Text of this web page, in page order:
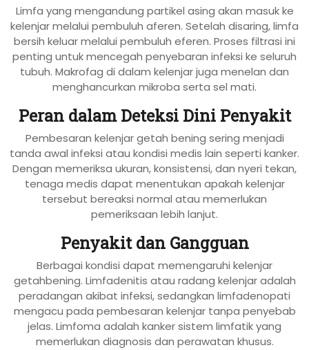
Limfa yang mengandung partikel asing akan masuk ke
kelenjar melalui pembuluh aferen. Setelah disaring, limfa
bersih keluar melalui pembuluh eferen. Proses filtrasi ini
penting untuk mencegah penyebaran infeksi ke seluruh
tubuh. Makrofag di dalam kelenjar juga menelan dan
menghancurkan mikroba serta sel mati.
Peran dalam Deteksi Dini Penyakit
Pembesaran kelenjar getah bening sering menjadi
tanda awal infeksi atau kondisi medis lain seperti kanker.
Dengan memeriksa ukuran, konsistensi, dan nyeri tekan,
tenaga medis dapat menentukan apakah kelenjar
tersebut bereaksi normal atau memerlukan
pemeriksaan lebih lanjut.
Penyakit dan Gangguan
Berbagai kondisi dapat memengaruhi kelenjar
getahbening. Limfadenitis atau radang kelenjar adalah
peradangan akibat infeksi, sedangkan limfadenopati
mengacu pada pembesaran kelenjar tanpa penyebab
jelas. Limfoma adalah kanker sistem limfatik yang
memerlukan diagnosis dan perawatan khusus.